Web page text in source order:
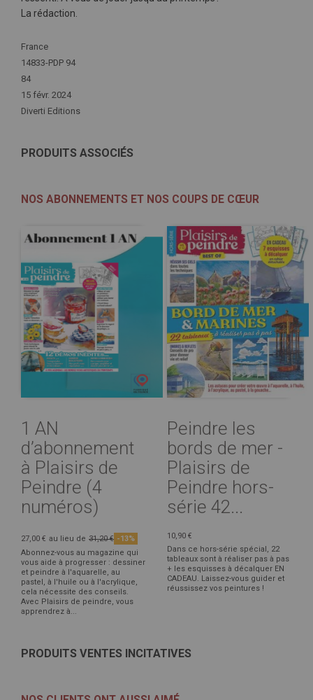
La rédaction.
Plus
d'infos
France
14833-PDP 94
84
15 févr. 2024
Diverti Editions
PRODUITS ASSOCIÉS
NOS ABONNEMENTS ET NOS COUPS DE CŒUR
1 AN
d’abonnement
à Plaisirs de
Peindre (4
numéros)
27,00 € au lieu de 31,20 € -13%
Abonnez-vous au magazine qui
vous aide à progresser : dessiner
et peindre à l'aquarelle, au
pastel, à l'huile ou à l'acrylique,
cela nécessite des conseils.
Avec Plaisirs de peindre, vous
apprendrez à...
Peindre les
bords de mer -
Plaisirs de
Peindre hors-
série 42...
10,90 €
Dans ce hors-série spécial, 22
tableaux sont à réaliser pas à pas
+ les esquisses à décalquer EN
CADEAU. Laissez-vous guider et
réussissez vos peintures !
PRODUITS VENTES INCITATIVES